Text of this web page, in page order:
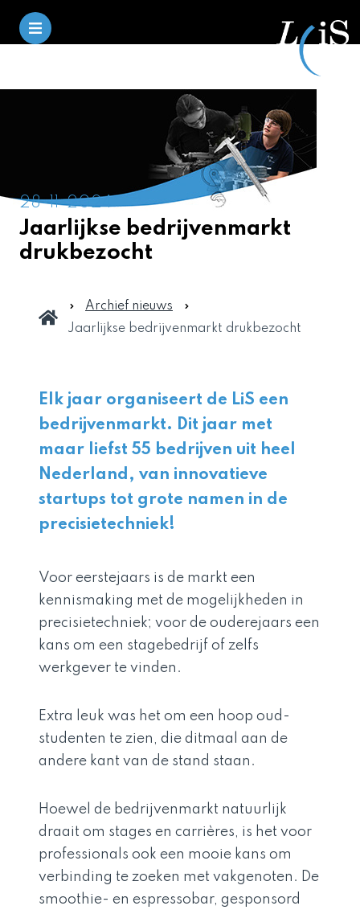
28-11-2024
Jaarlijkse bedrijvenmarkt
drukbezocht
Archief nieuws
Jaarlijkse bedrijvenmarkt drukbezocht
Elk jaar organiseert de LiS een
bedrijvenmarkt. Dit jaar met
maar liefst 55 bedrijven uit heel
Nederland, van innovatieve
startups tot grote namen in de
precisietechniek!
Voor eerstejaars is de markt een
kennismaking met de mogelijkheden in
precisietechniek; voor de ouderejaars een
kans om een stagebedrijf of zelfs
werkgever te vinden.
Extra leuk was het om een hoop oud-
studenten te zien, die ditmaal aan de
andere kant van de stand staan.
Hoewel de bedrijvenmarkt natuurlijk
draait om stages en carrières, is het voor
professionals ook een mooie kans om
verbinding te zoeken met vakgenoten. De
smoothie- en espressobar, gesponsord